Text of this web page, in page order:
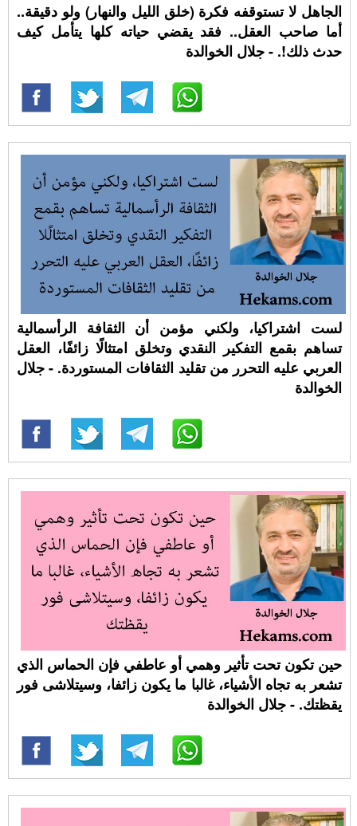
الجاهل لا تستوقفه فكرة (خلق الليل والنهار) ولو دقيقة..
أما صاحب العقل.. فقد يقضي حياته كلها يتأمل كيف
حدث ذلك!. - جلال الخوالدة
لست اشتراكيا، ولكني مؤمن أن الثقافة الرأسمالية
تساهم بقمع التفكير النقدي وتخلق امتثالًا زائفًا، العقل
العربي عليه التحرر من تقليد الثقافات المستوردة. - جلال
الخوالدة
حين تكون تحت تأثير وهمي أو عاطفي فإن الحماس الذي
تشعر به تجاه الأشياء، غالبا ما يكون زائفا، وسيتلاشى فور
يقظتك. - جلال الخوالدة